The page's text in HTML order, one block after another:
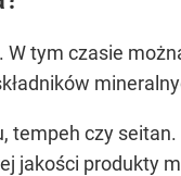
tym czasie
czy
jakości produkty